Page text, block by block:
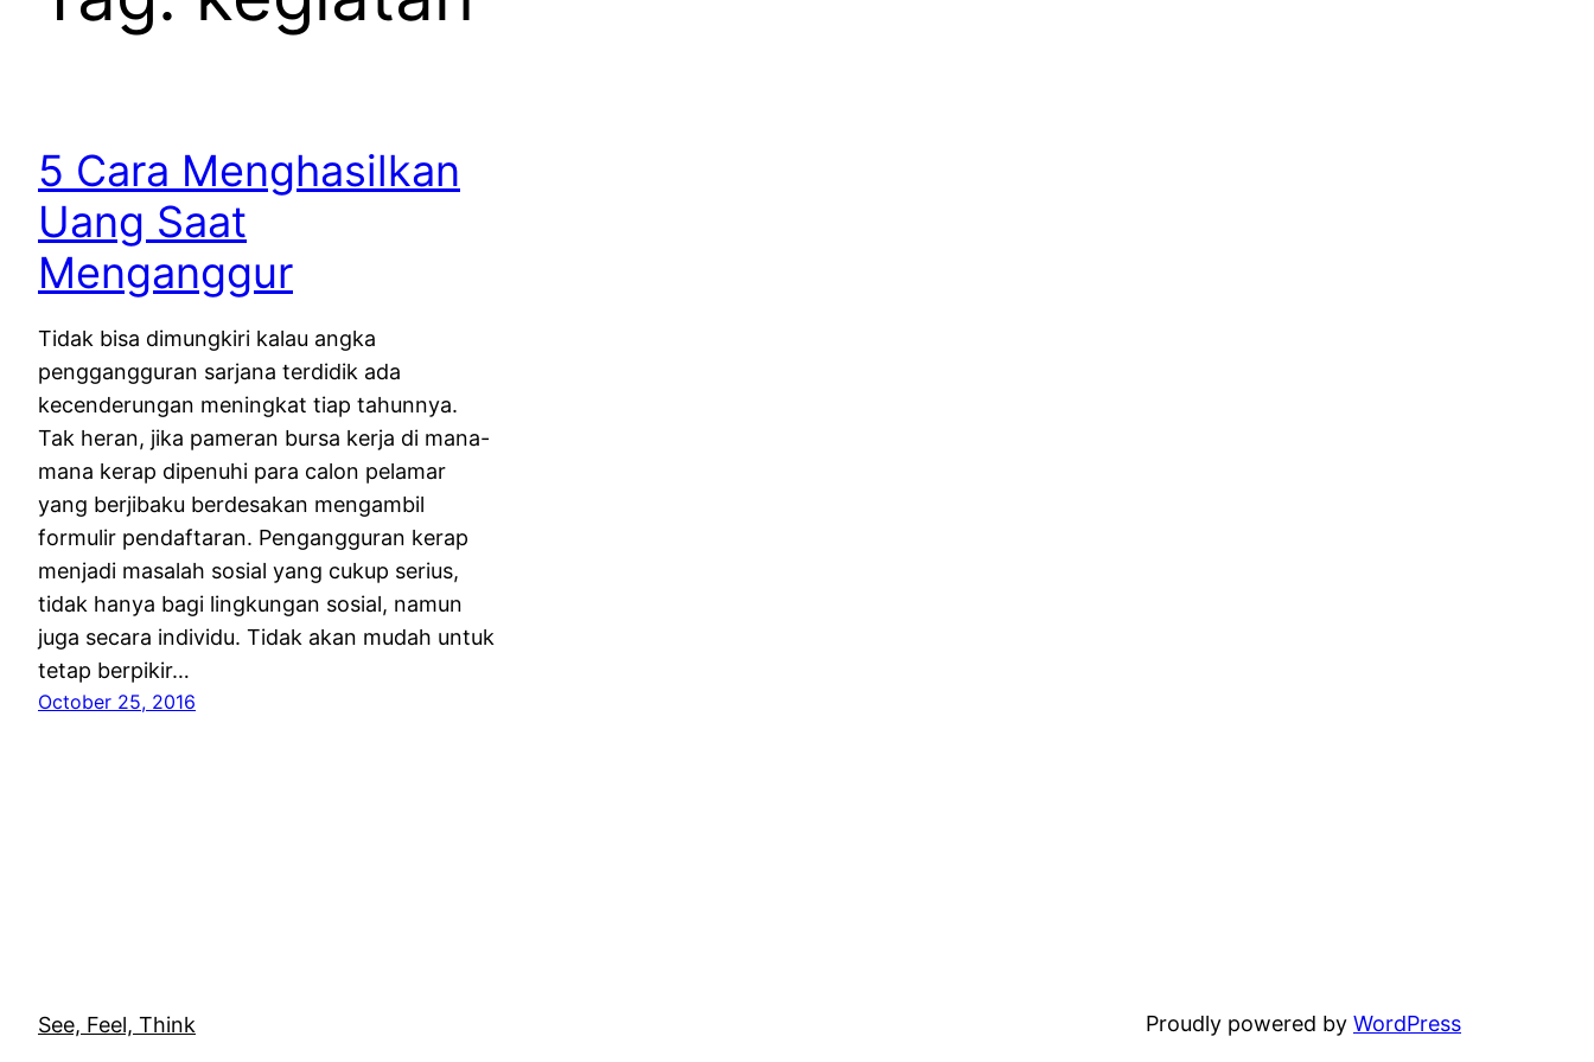
5 Cara Menghasilkan
Uang Saat
Menganggur
Tidak bisa dimungkiri kalau angka
penggangguran sarjana terdidik ada
kecenderungan meningkat tiap tahunnya.
Tak heran, jika pameran bursa kerja di mana-
mana kerap dipenuhi para calon pelamar
yang berjibaku berdesakan mengambil
formulir pendaftaran. Pengangguran kerap
menjadi masalah sosial yang cukup serius,
tidak hanya bagi lingkungan sosial, namun
juga secara individu. Tidak akan mudah untuk
tetap berpikir…
October 25, 2016
See, Feel, Think Proudly powered by WordPress